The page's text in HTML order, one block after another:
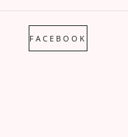
FACEBOOK